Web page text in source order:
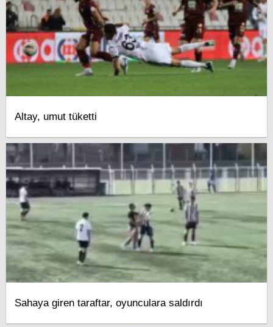
Altay, umut tüketti
Sahaya giren taraftar, oyunculara saldırdı